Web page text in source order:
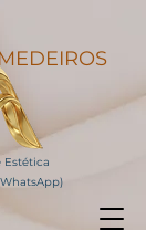
Estética